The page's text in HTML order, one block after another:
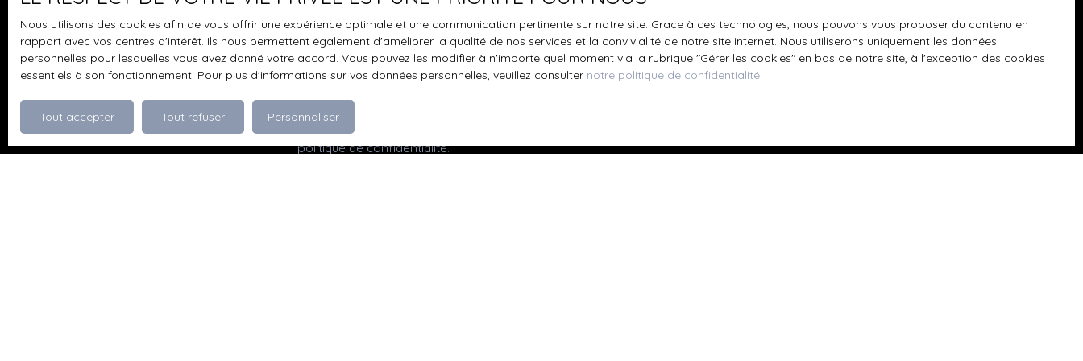
pouvez vous inscrire gratuitement sur la liste d'opposition au démarchage téléphonique,
prévu par l'article L223-1 du code de la consommation, sur le site Internet
www.bloctel.gouv.fr ou par courrier adressé à :
Pour en savoir plus sur le traitement de vos données personnelles, veuillez consulter notre
politique de confidentialité.
Nous utilisons des cookies afin de vous offrir une expérience optimale et une communication pertinente sur notre site. Grace à ces technologies, nous pouvons vous proposer du contenu en
rapport avec vos centres d'intérêt. Ils nous permettent également d'améliorer la qualité de nos services et la convivialité de notre site internet. Nous utiliserons uniquement les données
personnelles pour lesquelles vous avez donné votre accord. Vous pouvez les modifier à n'importe quel moment via la rubrique ″Gérer les cookies″ en bas de notre site, à l'exception des cookies
essentiels à son fonctionnement. Pour plus d'informations sur vos données personnelles, veuillez consulter notre politique de confidentialité.
Tout accepter Tout refuser Personnaliser